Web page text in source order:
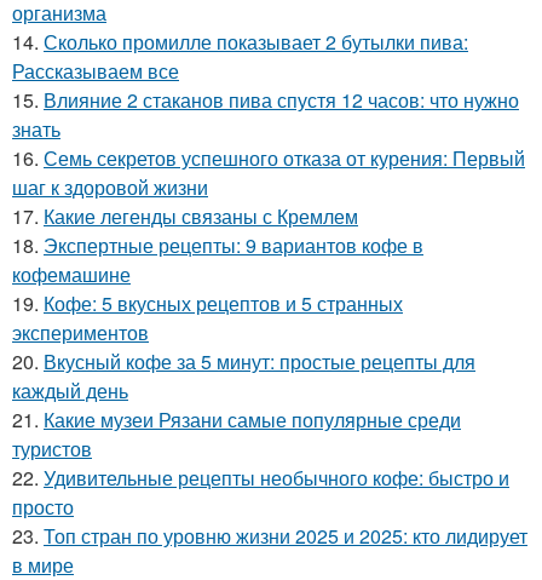
организма
14. Сколько промилле показывает 2 бутылки пива:
Рассказываем все
15. Влияние 2 стаканов пива спустя 12 часов: что нужно
знать
16. Семь секретов успешного отказа от курения: Первый
шаг к здоровой жизни
17. Какие легенды связаны с Кремлем
18. Экспертные рецепты: 9 вариантов кофе в
кофемашине
19. Кофе: 5 вкусных рецептов и 5 странных
экспериментов
20. Вкусный кофе за 5 минут: простые рецепты для
каждый день
21. Какие музеи Рязани самые популярные среди
туристов
22. Удивительные рецепты необычного кофе: быстро и
просто
23. Топ стран по уровню жизни 2025 и 2025: кто лидирует
в мире